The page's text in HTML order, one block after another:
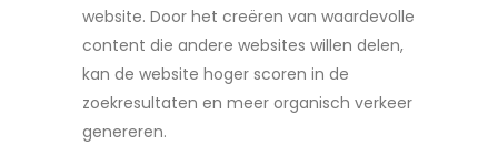
website. Door het creëren van waardevolle
content die andere websites willen delen,
kan de website hoger scoren in de
zoekresultaten en meer organisch verkeer
genereren.